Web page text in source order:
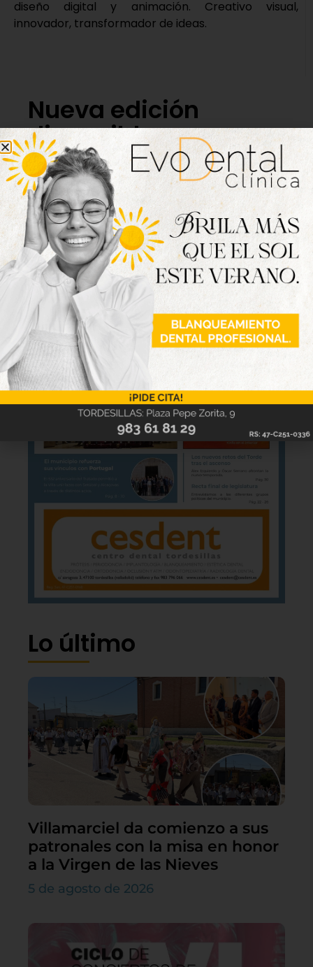
diseño digital y animación. Creativo visual,
innovador, transformador de ideas.
Nueva edición
disponible
Hazte ya con la trigésimo séptima edición de
la revista Tordesillas al día. Haz clic sobre la
imagen para verla online.
Lo último
Villamarciel da comienzo a sus
patronales con la misa en honor
a la Virgen de las Nieves
5 de agosto de 2026